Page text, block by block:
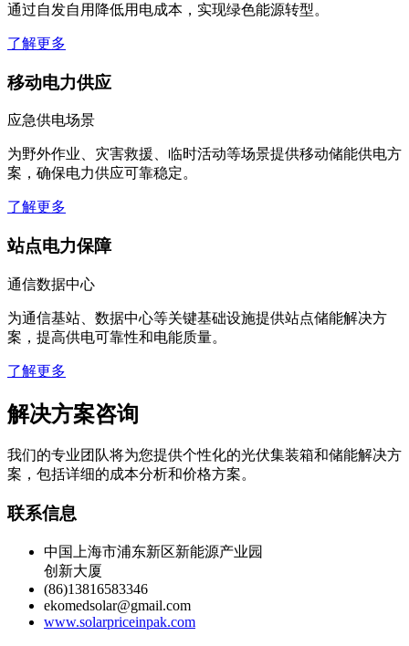
通过自发自用降低用电成本，实现绿色能源转型。
了解更多
移动电力供应
应急供电场景
为野外作业、灾害救援、临时活动等场景提供移动储能供电方
案，确保电力供应可靠稳定。
了解更多
站点电力保障
通信数据中心
为通信基站、数据中心等关键基础设施提供站点储能解决方
案，提高供电可靠性和电能质量。
了解更多
解决方案咨询
我们的专业团队将为您提供个性化的光伏集装箱和储能解决方
案，包括详细的成本分析和价格方案。
联系信息
中国上海市浦东新区新能源产业园
创新大厦
(86)13816583346
ekomedsolar@gmail.com
www.solarpriceinpak.com